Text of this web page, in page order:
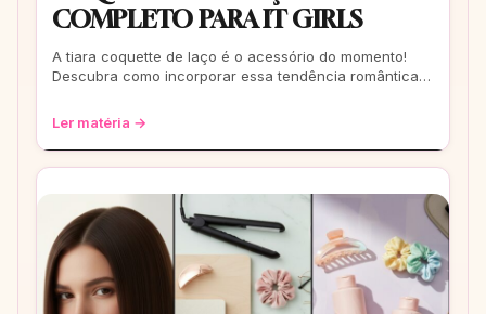
COMPLETO PARA IT GIRLS
A tiara coquette de laço é o acessório do momento!
Descubra como incorporar essa tendência romântica e
Ler matéria →